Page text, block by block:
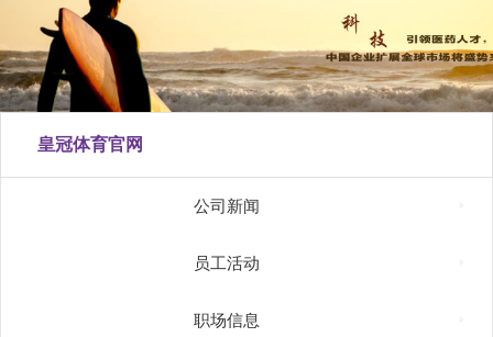
皇冠体育官网
公司新闻
员工活动
职场信息